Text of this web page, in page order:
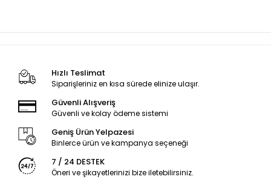
Hızlı Teslimat
Siparişleriniz en kısa sürede elinize ulaşır.
Güvenli Alışveriş
Güvenli ve kolay ödeme sistemi
Geniş Ürün Yelpazesi
Binlerce ürün ve kampanya seçeneği
7 / 24 DESTEK
Öneri ve şikayetlerinizi bize iletebilirsiniz.